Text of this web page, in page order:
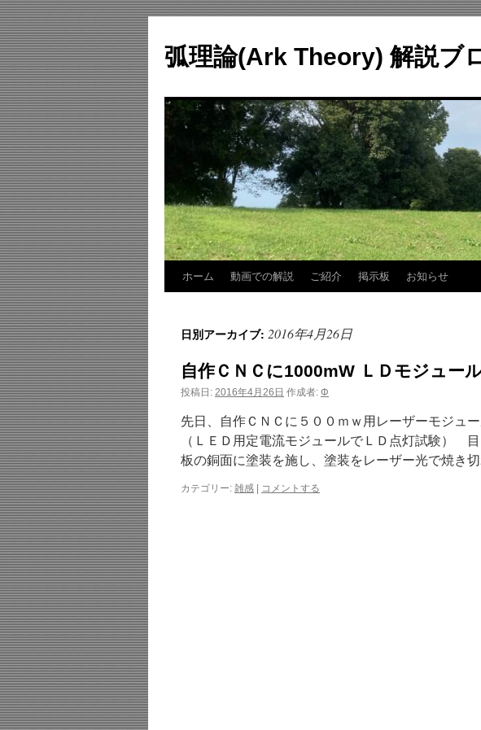
テ
ン
へ
ス
キ
ッ
弧理論(Ark Theory) 解説ブ
ホーム 動画での解説 ご紹介 掲示板 お知らせ
日別アーカイブ: 2016年4月26日
自作ＣＮＣに1000mW ＬＤモジュー
投稿日: 2016年4月26日 作成者: Φ
先日、自作ＣＮＣに５００ｍｗ用レーザーモジュ
（ＬＥＤ用定電流モジュールでＬＤ点灯試験）
板の銅面に塗装を施し、塗装をレーザー光で焼き
カテゴリー: 雑感 コメントする